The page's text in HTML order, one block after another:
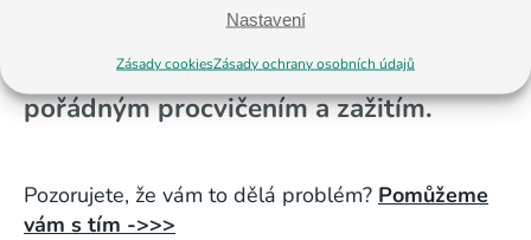
Nastavení
Zásady cookiesZásady ochrany osobních údajů
Jako vždy při učení, je velice důležité,
dělat vše s trpělivostí, nesmírnou
náklonností, správným potvrzováním,
pořádným procvičením a zažitím.
Pozorujete, že vám to dělá problém? Pomůžeme
vám s tím ->>>